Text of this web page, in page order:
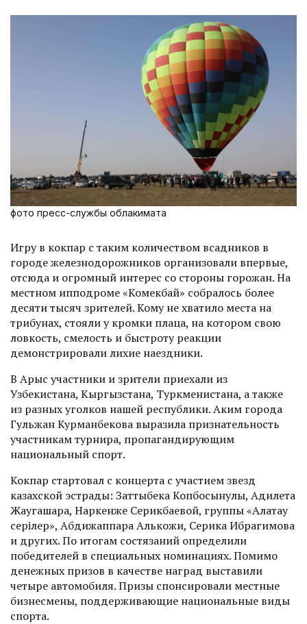
фото пресс-службы облакимата
Игру в кокпар с таким количеством всадников в
городе железнодорожников организовали впервые,
отсюда и огромный интерес со стороны горожан. На
местном ипподроме «Комекбай» собралось более
десяти тысяч зрителей. Кому не хватило места на
трибунах, стояли у кромки плаца, на котором свою
ловкость, смелость и быстроту реакции
демонстрировали лихие наездники.
В Арыс участники и зрители приехали из
Узбекистана, Кыргызстана, Туркменистана, а также
из разных уголков нашей республики. Аким города
Гульжан Курманбекова выразила признательность
участникам турнира, пропагандирующим
национальный спорт.
Кокпар стартовал с концерта с участием звезд
казахской эстрады: Заттыбека Копбосынулы, Адилета
Жаугашара, Наркенже Серикбаевой, группы «Алатау
серілер», Абдижаппара Алькожи, Серика Ибрагимова
и других. По итогам состязаний определили
победителей в специальных номинациях. Помимо
денежных призов в качестве наград выставили
четыре автомобиля. Призы спонсировали местные
бизнесмены, поддерживаю­щие национальные виды
спорта.